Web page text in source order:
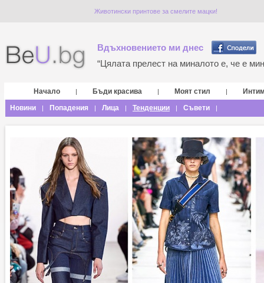
Животински принтове за смелите мацки!
Вдъхновението ми днес
“Цялата прелест на миналото е, че е
Начало | Бъди красива | Моят стил |
Новини
| Попадения | Лица | Тенденции | Съвети |